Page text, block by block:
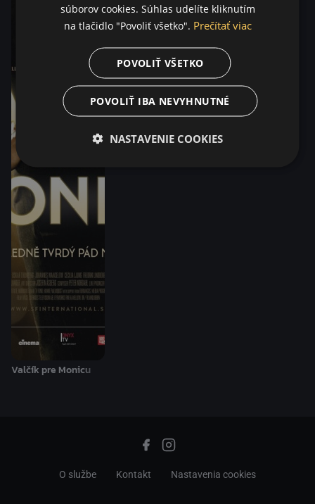
Valčík pre Monicu
O službe Kontakt Nastavenia cookies
súborov cookies. Súhlas udelíte kliknutím
na tlačidlo "Povoliť všetko". Prečítať viac
POVOLIŤ VŠETKO
POVOLIŤ IBA NEVYHNUTNÉ
NASTAVENIE COOKIES